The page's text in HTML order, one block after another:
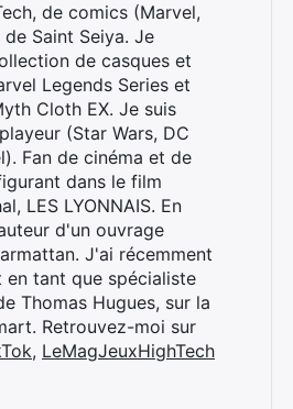
de comics (Marvel,
Saint Seiya. Je
de casques et
Legends Series et
Cloth EX. Je suis
(Star Wars, DC
Fan de cinéma et de
dans le film
LES LYONNAIS. En
d'un ouvrage
J'ai récemment
en tant que spécialiste
Thomas Hugues, sur la
Retrouvez-moi sur
, LeMagJeuxHighTech